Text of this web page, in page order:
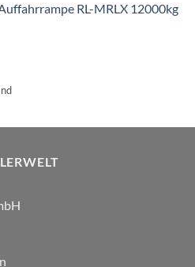
RL-MRLX 12000kg